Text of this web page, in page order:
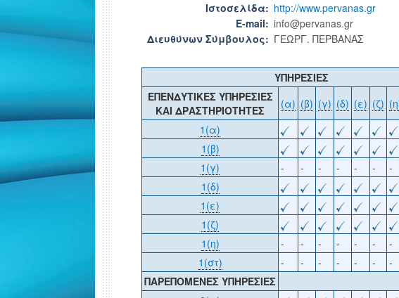
Ιστοσελίδα: http://www.pervanas.gr
E-mail: info@pervanas.gr
Διευθύνων Σύμβουλος: ΓΕΩΡΓ. ΠΕΡΒΑΝΑΣ
ΥΠΗΡΕΣΙΕΣ
ΕΠΕΝΔΥΤΙΚΕΣ ΥΠΗΡΕΣΙΕΣ
ΚΑΙ ΔΡΑΣΤΗΡΙΟΤΗΤΕΣ
(α) (β) (γ) (δ) (ε) (ζ)
1(α)
1(β)
1(γ)
- - - - - - -
1(δ)
1(ε)
1(ζ)
1(η)
- - - - - - -
1(στ)
- - - - - - -
ΠΑΡΕΠΟΜΕΝΕΣ ΥΠΗΡΕΣΙΕΣ